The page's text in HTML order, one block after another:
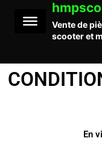
Vente de
scooter et
En